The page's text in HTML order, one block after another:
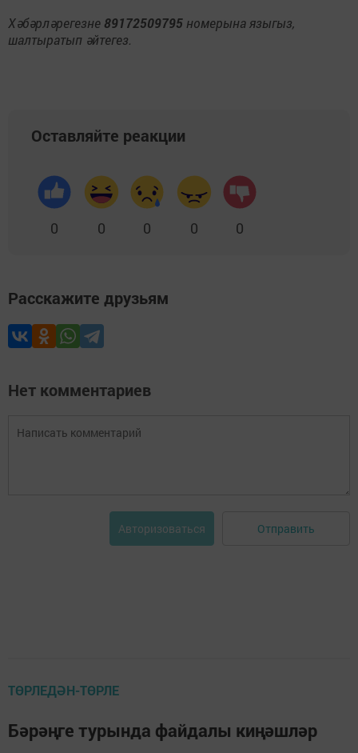
Хәбәрләрегезне 89172509795 номерына языгыз,
шалтыратып әйтегез.
Оставляйте реакции
0 0 0 0 0
Расскажите друзьям
Нет комментариев
Авторизоваться Отправить
ТӨРЛЕДӘН-ТӨРЛЕ
Бәрәңге турында файдалы киңәшләр